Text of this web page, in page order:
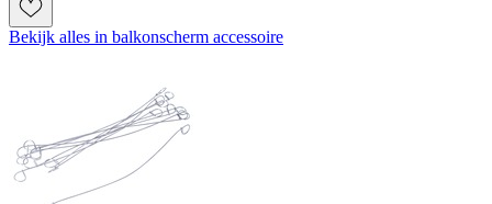
Bekijk alles in balkonscherm accessoire